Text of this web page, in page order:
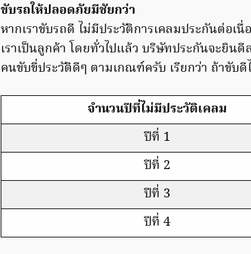
ขับรถให้ปลอดภัยมีชัยกว่า
หากเราขับรถดี ไม่มีประวัติการเคลมประกันต่อเ
เราเป็นลูกค้า โดยทั่วไปแล้ว บริษัทประกันจะยิน
คนขับขี่ประวัติดีๆ ตามเกณฑ์ครับ เรียกว่า ถ้าขับดี
จำนวนปีที่ไม่มีประวัติเคลม
ปีที่ 1
ปีที่ 2
ปีที่ 3
ปีที่ 4